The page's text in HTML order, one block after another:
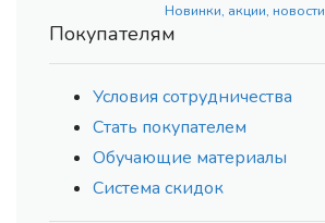
Новинки, акции, новости
Покупателям
Условия сотрудничества
Стать покупателем
Обучающие материалы
Система скидок